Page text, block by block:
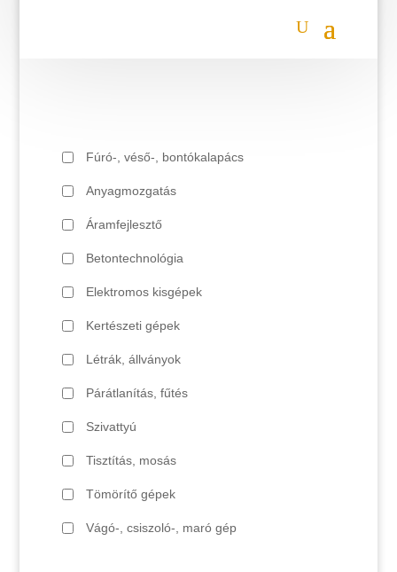
Fúró-, véső-, bontókalapács
Anyagmozgatás
Áramfejlesztő
Betontechnológia
Elektromos kisgépek
Kertészeti gépek
Létrák, állványok
Párátlanítás, fűtés
Szivattyú
Tisztítás, mosás
Tömörítő gépek
Vágó-, csiszoló-, maró gép